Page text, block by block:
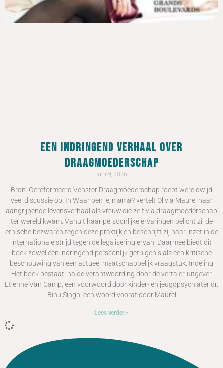
Een indringend verhaal over
draagmoederschap
juni 9, 2026
Bron: Gereformeerd Venster Draagmoederschap roept wereldwijd
veel discussie op. In Waar ben je, mama? vertelt Olivia Maurel haar
aangrijpende levensverhaal als vrouw die zelf via draagmoederschap
ter wereld kwam. Vanuit haar persoonlijke ervaringen belicht zij de
ethische bezwaren tegen deze praktijk en beschrijft zij haar inzet in de
internationale strijd tegen de legalisering ervan. Daarmee biedt dit
boek zowel een indringend persoonlijk getuigenis als een kritische
beschouwing van een actueel maatschappelijk vraagstuk. Indeling
Het boek bestaat, na de verantwoording door de vertaler-uitgever
Etienne Van Camp, een voorwoord door kinder- en jeugdpsychiater dr.
Binu Singh, een woord vooraf door Maurel
Lees verder »